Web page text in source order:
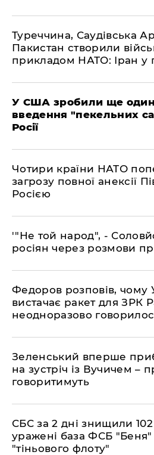
​Туреччина, Саудівська
Пакистан створили
прикладом НАТО: Іран у
​У США зробили ще
введення "пекельних
Росії
​Чотири країни НАТО
загрозу повної анексії
Росією
​'"Не той народ", -
росіян через розмови
​Федоров розповів, чому
вистачає ракет для ЗРК
неодноразово
​Зеленський вперше
на зустріч із Вучичем –
говоритимуть
​СБС за 2 дні знищили 102
уражені база ФСБ "Беня"
"тіньового флоту"